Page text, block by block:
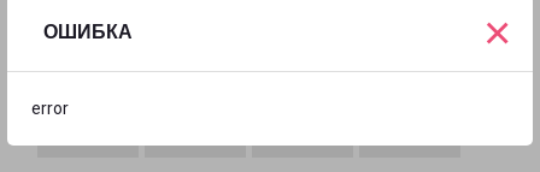
ОШИБКА
error
×
EMAIL
ГРАФИК РАБОТЫ